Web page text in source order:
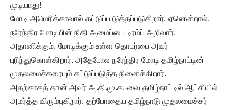
முடியாது!
மோடி அமெரிக்காவால் கட்டுப்ப டுத்தப்படுகிறார். ஏனென்றால்,
நரேந்திர மோடியின் நிதி அமைப்பை டிரம்ப் அறிவார்.
அதானிக்கும், மோடிக்கும் உள்ள தொடர்பை அவர்
புரிந்துகொள்கிறார். அதேபோல நரேந்திர மோடி தமிழ்நாட்டின்
முதலமைச்சரையும் கட்டுப்படுத்த நினைக்கிறார்.
அதற்காகத் தான் அவர் அ.தி.மு.க.-வை தமிழ்நாட்டில் ஆட்சியில்
அமர்த்த விரும்புகிறார். தற்போதைய தமிழ்நாடு முதலமைச்சர்